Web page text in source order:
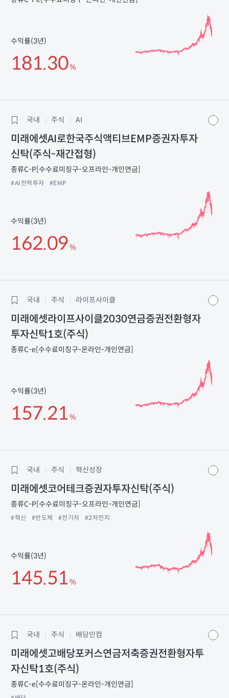
수익률(3년)
181.30%
국내 주식 AI
미래에셋AI로한국주식액티브EMP증권자투자
신탁(주식-재간접형)
종류C-P[수수료미징구-오프라인-개인연금]
#AI전략투자 #EMP
수익률(3년)
162.09%
국내 주식 라이프사이클
미래에셋라이프사이클2030연금증권전환형자
투자신탁1호(주식)
종류C-e[수수료미징구-온라인-개인연금]
수익률(3년)
157.21 %
국내 주식 혁신성장
미래에셋코어테크증권자투자신탁(주식)
종류C-P[수수료미징구-오프라인-개인연금]
#혁신 #반도체 #전기차 #2차전지
수익률(3년)
145.51 %
국내 주식 배당인컴
미래에셋고배당포커스연금저축증권전환형자투
자신탁1호(주식)
종류C-e[수수료미징구-온라인-개인연금]